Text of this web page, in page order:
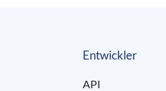
Entwickler
API